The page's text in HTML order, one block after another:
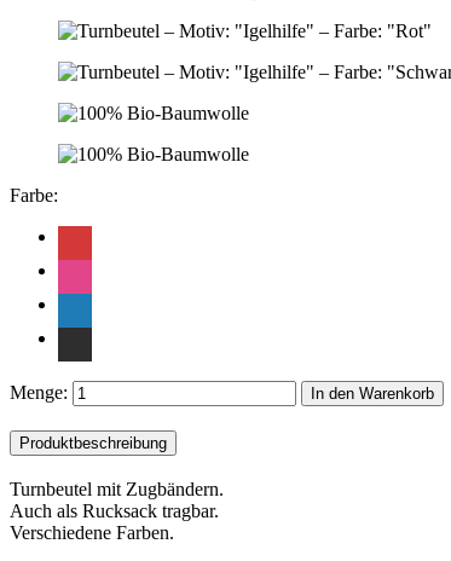
Farbe:
Menge: In den Warenkorb
Produktbeschreibung
Turnbeutel mit Zugbändern.
Auch als Rucksack tragbar.
Verschiedene Farben.